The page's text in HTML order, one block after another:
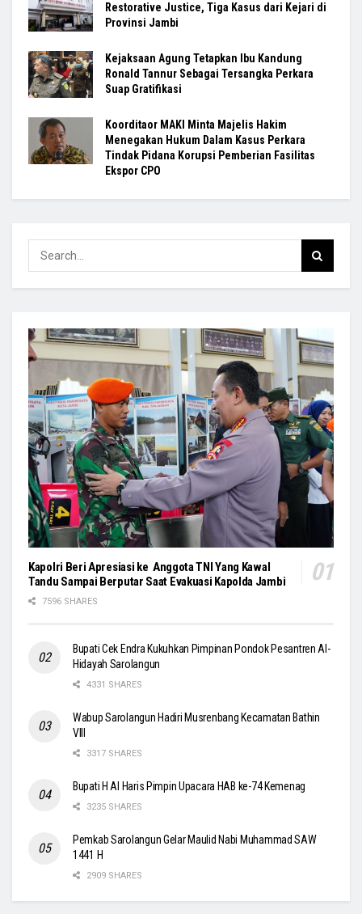
Restorative Justice, Tiga Kasus dari Kejari di
Provinsi Jambi
Kejaksaan Agung Tetapkan Ibu Kandung
Ronald Tannur Sebagai Tersangka Perkara
Suap Gratifikasi
Koorditaor MAKI Minta Majelis Hakim
Menegakan Hukum Dalam Kasus Perkara
Tindak Pidana Korupsi Pemberian Fasilitas
Ekspor CPO
Kapolri Beri Apresiasi ke Anggota TNI Yang Kawal
Tandu Sampai Berputar Saat Evakuasi Kapolda Jambi
7596 SHARES
Bupati Cek Endra Kukuhkan Pimpinan Pondok Pesantren Al-
Hidayah Sarolangun
4331 SHARES
Wabup Sarolangun Hadiri Musrenbang Kecamatan Bathin
VIII
3317 SHARES
Bupati H Al Haris Pimpin Upacara HAB ke-74 Kemenag
3235 SHARES
Pemkab Sarolangun Gelar Maulid Nabi Muhammad SAW
1441 H
2909 SHARES